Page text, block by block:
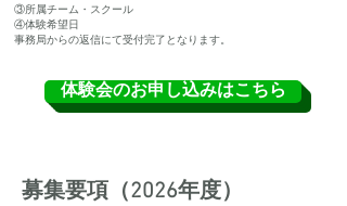
③所属チーム・スクール
④体験希望日
​事務局からの返信にて受付完了となります。
体験会のお申し込みはこちら
募集要項（2026年度）